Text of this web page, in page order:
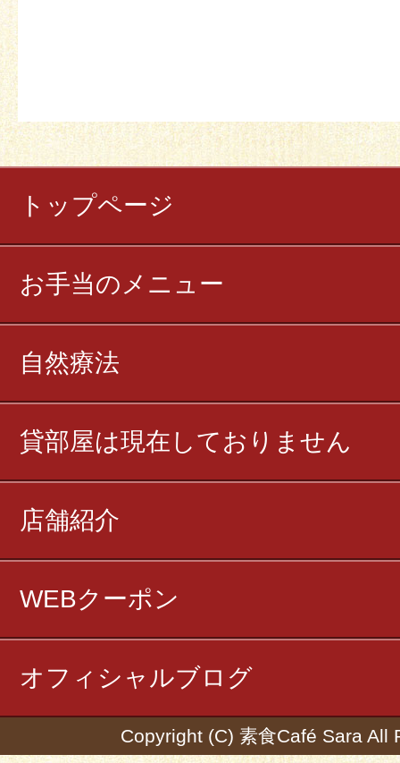
トップページ
お手当のメニュー
自然療法
貸部屋は現在しておりません
店舗紹介
WEBクーポン
オフィシャルブログ
Copyright (C) 素食Café Sara All